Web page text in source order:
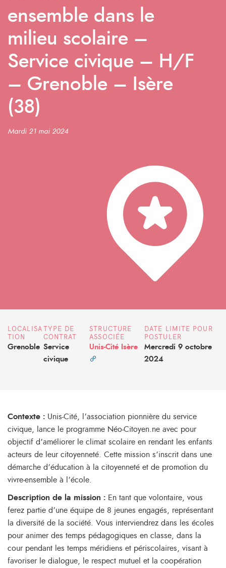
ensemble dans le
milieu scolaire –
Service civique – H/F
– Grenoble – Isère
(38)
Mardi 21 mai 2024
LOCALISA
TION
Grenoble
TYPE DE
CONTRAT
Service
civique
STRUCTURE
ASSOCIÉE
Unis-Cité Isère
DATE LIMITE POUR
POSTULER
Mercredi 9 octobre
2024
Contexte : Unis-Cité, l’association pionnière du service
civique, lance le programme Néo-Citoyen.ne avec pour
objectif d’améliorer le climat scolaire en rendant les enfants
acteurs de leur citoyenneté. Cette mission s’inscrit dans une
démarche d’éducation à la citoyenneté et de promotion du
vivre-ensemble à l’école.
Description de la mission : En tant que volontaire, vous
ferez partie d’une équipe de 8 jeunes engagés, représentant
la diversité de la société. Vous interviendrez dans les écoles
pour animer des temps pédagogiques en classe, dans la
cour pendant les temps méridiens et périscolaires, visant à
favoriser le dialogue, le respect mutuel et la coopération